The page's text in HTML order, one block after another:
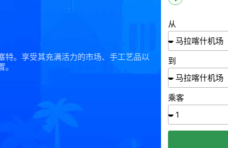
特。享受其充满活力的市场、手工艺品以
从
到
乘客